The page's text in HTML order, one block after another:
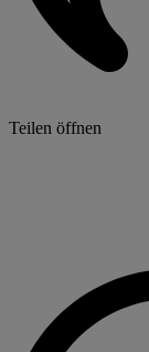
Teilen öffnen